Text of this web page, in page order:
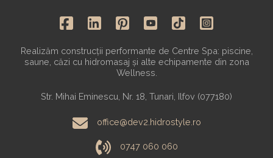
Realizăm construcții performante de Centre Spa: piscine,
saune, căzi cu hidromasaj și alte echipamente din zona
Wellness.
Str. Mihai Eminescu, Nr. 18, Tunari, Ilfov (077180)
office@dev2.hidrostyle.ro
0747 060 060